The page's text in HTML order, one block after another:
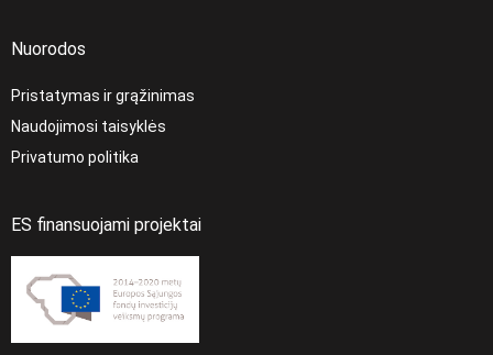
Nuorodos
Pristatymas ir grąžinimas
Naudojimosi taisyklės
Privatumo politika
ES finansuojami projektai